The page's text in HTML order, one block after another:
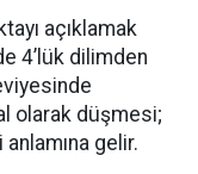
açıklamak
4’lük dilimden
olarak düşmesi;
gelir.